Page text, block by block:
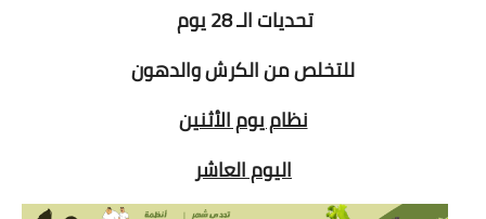
تحديات الـ 28 يوم
للتخلص من الكرش والدهون
نظام يوم الأثنين
اليوم العاشر